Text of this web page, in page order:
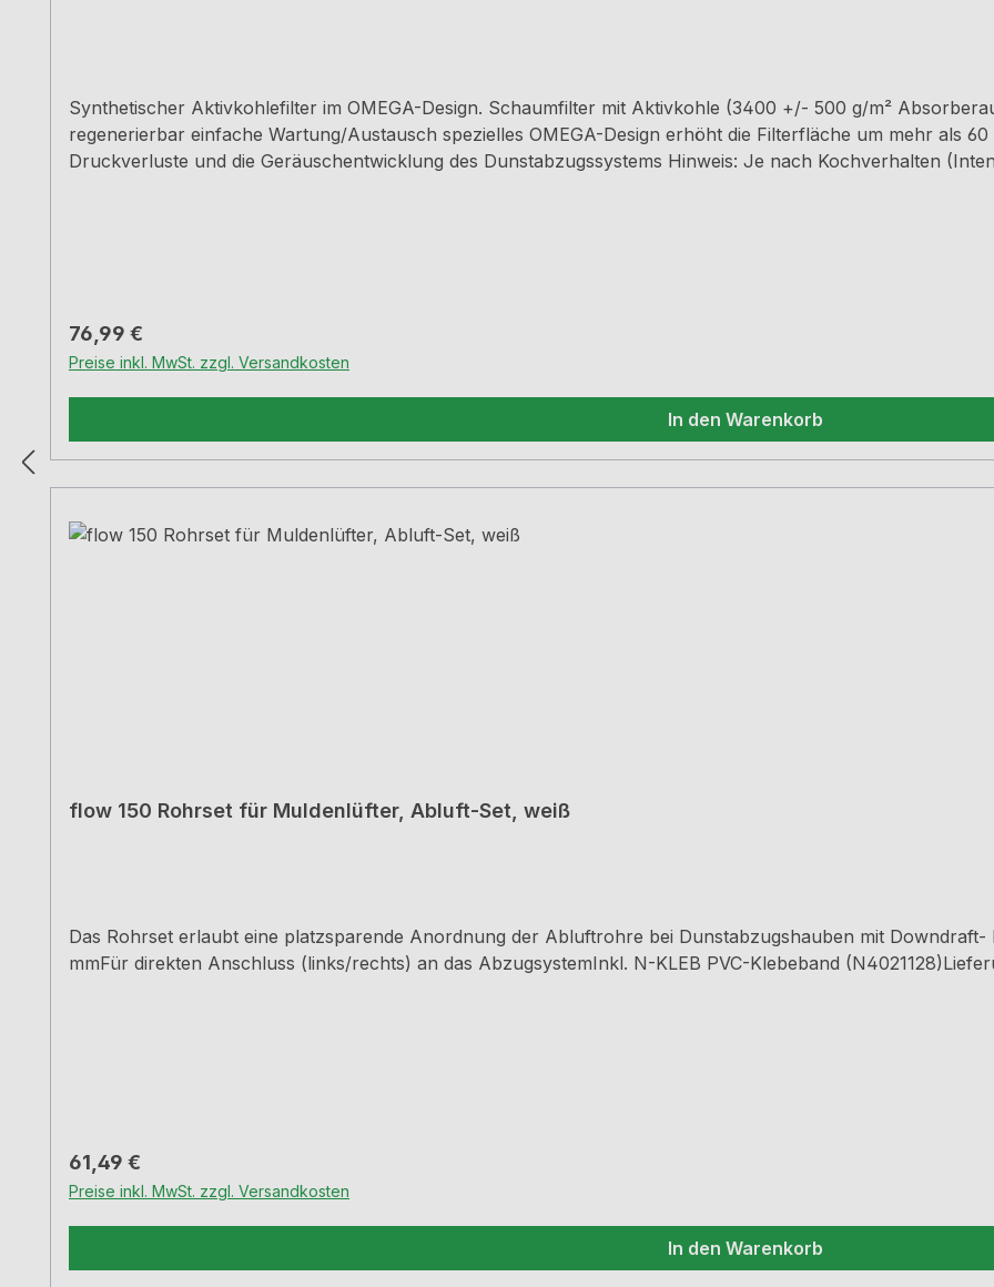
Synthetischer Aktivkohlefilter im OMEGA-Design. Schaumfilter mit Aktivkohle (3400 +/- 500 g/m²
regenerierbar einfache Wartung/Austausch spezielles OMEGA-Design erhöht die Filterfläche um mehr als
Druckverluste und die Geräuschentwicklung des Dunstabzugssystems Hinweis: Je nach Kochverhalten (Intensität und Häufigkeit) empfehlen wir den
Regulärer Preis:
76,99 €
Preise inkl. MwSt. zzgl. Versandkosten
In den Warenkorb
flow 150 Rohrset für Muldenlüfter, Abluft-Set, weiß
Das Rohrset erlaubt eine platzsparende Anordnung der Abluftrohre bei Dunstabzugshauben mit
mmFür direkten Anschluss (links/rechts) an das AbzugsystemInkl. N-KLEB PVC-Klebeband
Regulärer Preis:
61,49 €
Preise inkl. MwSt. zzgl. Versandkosten
In den Warenkorb